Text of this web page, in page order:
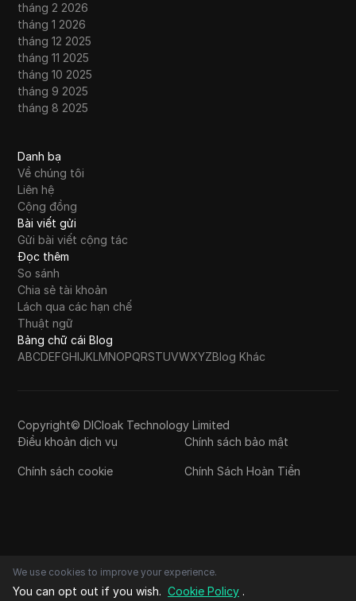
tháng 2 2026
tháng 1 2026
tháng 12 2025
tháng 11 2025
tháng 10 2025
tháng 9 2025
tháng 8 2025
Danh bạ
Về chúng tôi
Liên hệ
Cộng đồng
Bài viết gửi
Gửi bài viết cộng tác
Đọc thêm
So sánh
Chia sẻ tài khoản
Lách qua các hạn chế
Thuật ngữ
Bảng chữ cái Blog
ABCDEFGHIJKLMNOPQRSTUVWXYZBlog Khác
Copyright© DICloak Technology Limited
Điều khoản dịch vụ
Chính sách bảo mật
Chính sách cookie Chính Sách Hoàn Tiền
We use cookies to improve your experience.
You can opt out if you wish. Cookie Policy .